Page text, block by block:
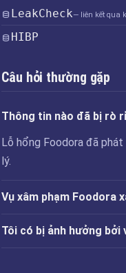
LeakCheck— liên kết qua
HIBP
Câu hỏi thường gặp
Thông tin nào đã bị rò
Lỗ hổng Foodora đã
lý.
Vụ xâm phạm Foodora
Tôi có bị ảnh hưởng bởi